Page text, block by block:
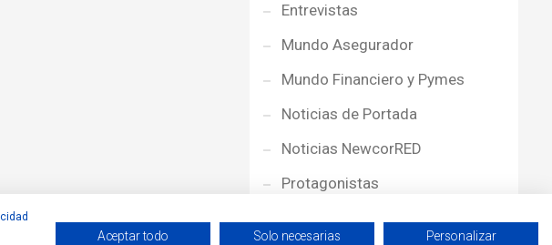
Entrevistas
Mundo Asegurador
Mundo Financiero y Pymes
Noticias de Portada
Noticias NewcorRED
Protagonistas
Reportajes
Aceptar todo Solo necesarias Personalizar